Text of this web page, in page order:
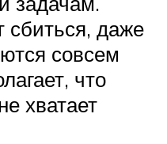
даже
совсем
что
хватает